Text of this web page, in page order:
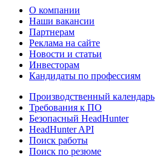
О компании
Наши вакансии
Партнерам
Реклама на сайте
Новости и статьи
Инвесторам
Кандидаты по профессиям
Производственный календарь
Требования к ПО
Безопасный HeadHunter
HeadHunter API
Поиск работы
Поиск по резюме